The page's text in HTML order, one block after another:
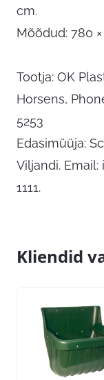
cm.
Mõõdud: 780
Tootja: OK
Horsens,
5253
Edasimüüja:
Viljandi. Email:
1111.
Kliendid